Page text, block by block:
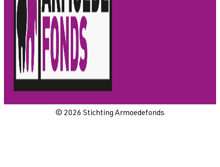
© 2026 Stichting Armoedefonds